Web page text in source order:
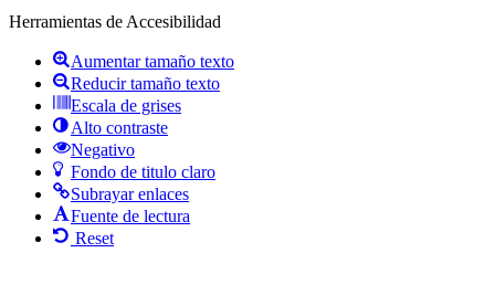
Herramientas de Accesibilidad
Aumentar tamaño texto
Reducir tamaño texto
Escala de grises
Alto contraste
Negativo
Fondo de titulo claro
Subrayar enlaces
Fuente de lectura
Reset